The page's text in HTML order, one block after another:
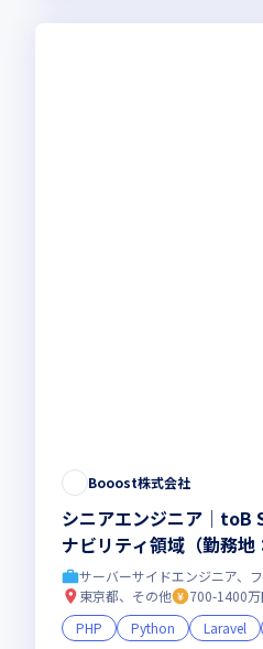
Booost株式会社
シニアエンジニア│toB
ナビリティ領域（勤務地
サーバーサイドエンジニア、
東京都、その他
700-1400
PHP
Python Laravel